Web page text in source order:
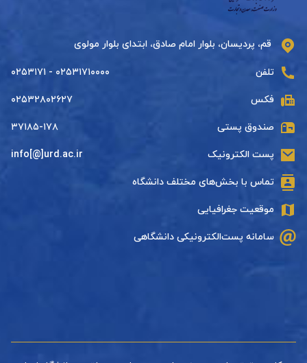
قم، پردیسان، بلوار امام صادق، ابتدای بلوار مولوی
تلفن ۰۲۵۳۱۷۱۰۰۰۰ - ۰۲۵۳۱۷۱
فکس ۰۲۵۳۲۸۰۲۶۲۷
صندوق پستی ۳۷۱۸۵-۱۷۸
پست الکترونیک info[@]urd.ac.ir
تماس با بخش‌های مختلف دانشگاه
موقعیت جغرافیایی
سامانه پست‌الکترونیکی دانشگاهی